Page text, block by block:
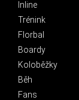
Inline
Trénink
Florbal
Boardy
Koloběžky
Běh
Fans